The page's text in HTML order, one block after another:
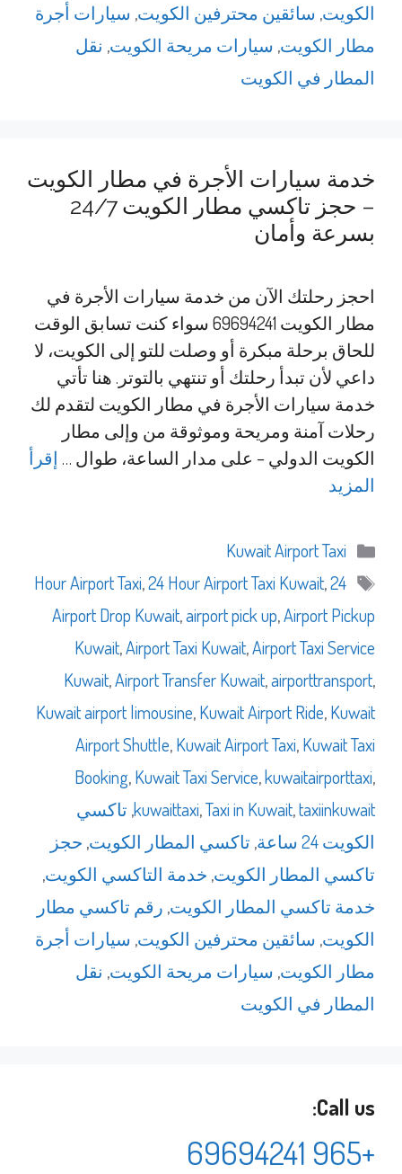
الكويت, سائقين محترفين الكويت, سيارات أجرة
مطار الكويت, سيارات مريحة الكويت, نقل
المطار في الكويت
خدمة سيارات الأجرة في مطار الكويت
– حجز تاكسي مطار الكويت 24/7
بسرعة وأمان
احجز رحلتك الآن من خدمة سيارات الأجرة في
مطار الكويت 69694241 سواء كنت تسابق الوقت
للحاق برحلة مبكرة أو وصلت للتو إلى الكويت، لا
داعي لأن تبدأ رحلتك أو تنتهي بالتوتر. هنا تأتي
خدمة سيارات الأجرة في مطار الكويت لتقدم لك
رحلات آمنة ومريحة وموثوقة من وإلى مطار
الكويت الدولي – على مدار الساعة، طوال … إقرأ
المزيد
التصنيفات
Kuwait Airport Taxi
الوسوم
24 Hour Airport Taxi
,24 Hour Airport Taxi Kuwait,
Airport Drop Kuwait,airport pick up,Airport Pickup
Kuwait,Airport Taxi Kuwait,Airport Taxi Service
Kuwait,Airport Transfer Kuwait,airporttransport,
Kuwait airport limousine,Kuwait Airport Ride,Kuwait
Airport Shuttle,Kuwait Airport Taxi,Kuwait Taxi
Booking,Kuwait Taxi Service,kuwaitairporttaxi,
kuwaittaxi,Taxi in Kuwait,taxiinkuwait
, تاكسي
الكويت 24 ساعة
, تاكسي المطار الكويت, حجز
تاكسي المطار الكويت, خدمة التاكسي الكويت,
خدمة تاكسي المطار الكويت, رقم تاكسي مطار
الكويت, سائقين محترفين الكويت, سيارات أجرة
مطار الكويت, سيارات مريحة الكويت, نقل
المطار في الكويت
Call us:
+965 69694241